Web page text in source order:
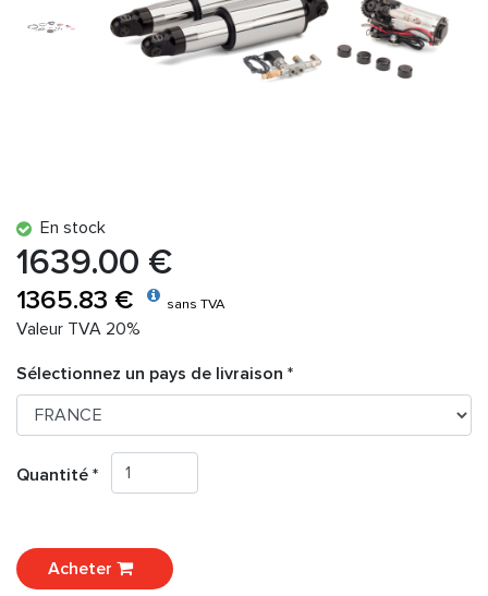
En stock
1639.00 €
1365.83 € sans TVA
Valeur TVA 20%
Sélectionnez un pays de livraison *
Quantité *
Acheter